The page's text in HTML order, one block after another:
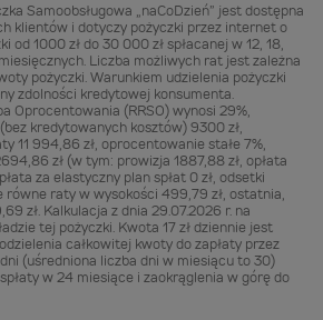
Samoobsługowa „naCoDzień” jest dostępna
klientów i dotyczy pożyczki przez internet o
od 1000 zł do 30 000 zł spłacanej w 12, 18,
Liczba możliwych rat jest zależna
pożyczki. Warunkiem udzielenia pożyczki
zdolności kredytowej konsumenta.
Oprocentowania (RRSO) wynosi 29%,
kredytowanych kosztów) 9300 zł,
11 994,86 zł, oprocentowanie stałe 7%,
zł (w tym: prowizja 1887,88 zł, opłata
za elastyczny plan spłat 0 zł, odsetki
równe raty w wysokości 499,79 zł, ostatnia,
zł. Kalkulacja z dnia 29.07.2026 r. na
tej pożyczki. Kwota 17 zł dziennie jest
całkowitej kwoty do zapłaty przez
(uśredniona liczba dni w miesiącu to 30)
w 24 miesiące i zaokrąglenia w górę do